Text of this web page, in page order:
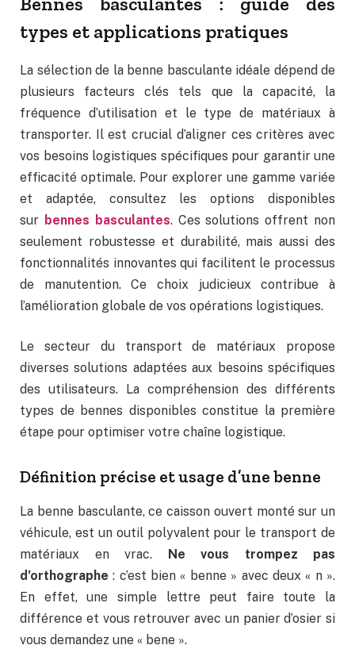
types et applications pratiques
La sélection de la benne basculante idéale dépend de
plusieurs facteurs clés tels que la capacité, la
fréquence d’utilisation et le type de matériaux à
transporter. Il est crucial d’aligner ces critères avec
vos besoins logistiques spécifiques pour garantir une
efficacité optimale. Pour explorer une gamme variée
et adaptée, consultez les options disponibles
sur bennes basculantes. Ces solutions offrent non
seulement robustesse et durabilité, mais aussi des
fonctionnalités innovantes qui facilitent le processus
de manutention. Ce choix judicieux contribue à
l’amélioration globale de vos opérations logistiques.
Le secteur du transport de matériaux propose
diverses solutions adaptées aux besoins spécifiques
des utilisateurs. La compréhension des différents
types de bennes disponibles constitue la première
étape pour optimiser votre chaîne logistique.
Définition précise et usage d’une benne
La benne basculante, ce caisson ouvert monté sur un
véhicule, est un outil polyvalent pour le transport de
matériaux en vrac.
Ne vous trompez pas
d’orthographe : c’est bien « benne » avec deux « n ».
En effet, une simple lettre peut faire toute la
différence et vous retrouver avec un panier d’osier si
vous demandez une « bene ».